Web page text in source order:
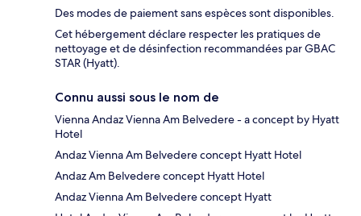
Des modes de paiement sans espèces sont disponibles.
Cet hébergement déclare respecter les pratiques de
nettoyage et de désinfection recommandées par GBAC
STAR (Hyatt).
Connu aussi sous le nom de
Vienna Andaz Vienna Am Belvedere - a concept by Hyatt
Hotel
Andaz Vienna Am Belvedere concept Hyatt Hotel
Andaz Am Belvedere concept Hyatt Hotel
Andaz Vienna Am Belvedere concept Hyatt